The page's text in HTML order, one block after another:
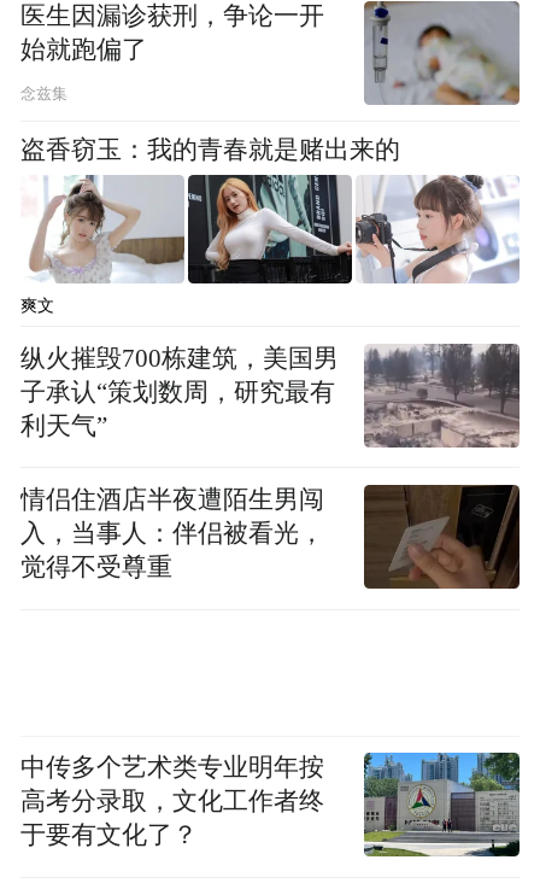
易尚未履行公司股东大会等审议程序，本次
交易方案未正式生效，终止本次交易不会对
公司现有生产经营活动和财务状况造成重大
不利影响，不存在损害公司及中小股东利益
的情形。
归母净利润连续多年为负值
资料显示，康佳集团股份有限公司成立于
1980年，是深圳市首家营业收入超百亿元的
工业企业；1992年实现上市，是深交所首批
上市企业之一。公司上市之初主营彩电业
务，近几年确立了“一轴两轮三驱动”的集团
入111.15亿元，同比下降37.73%。分产品
看，彩电业务占营收的45.23%，白电业务占
营收的37.13%，半导体及存储芯片业务占比
医生因漏诊获刑，争论一开
始就跑偏了
念兹集
盗香窃玉：我的青春就是赌出来的
爽文
纵火摧毁700栋建筑，美国男
子承认“策划数周，研究最有
利天气”
情侣住酒店半夜遭陌生男闯
入，当事人：伴侣被看光，
觉得不受尊重
中传多个艺术类专业明年按
高考分录取，文化工作者终
于要有文化了？